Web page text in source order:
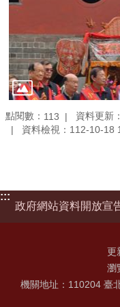
點閱數： 113
資料更新
資料檢視：112-10-18
:::
政府網站資料開放宣
更
瀏
機關地址：110204 臺